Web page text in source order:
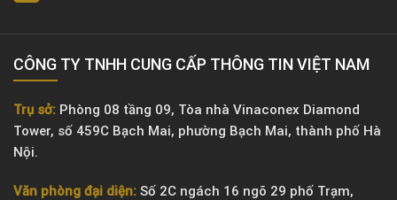
CÔNG TY TNHH CUNG CẤP THÔNG TIN VIỆT NAM
Trụ sở: Phòng 08 tầng 09, Tòa nhà Vinaconex Diamond
Tower, số 459C Bạch Mai, phường Bạch Mai, thành phố Hà
Nội.
Văn phòng đại diện: Số 2C ngách 16 ngõ 29 phố Trạm,